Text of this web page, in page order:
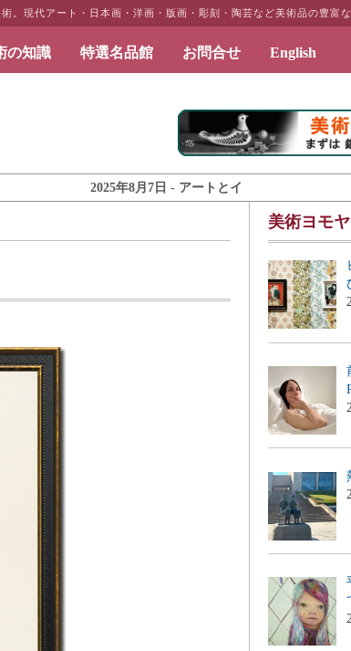
現代アート・日本画・洋画・版画・彫刻・陶芸など美術品の豊富
の知識 特選名品館 お問合せ English
2025年8月7日 - アートとインテリアのギャラリーページ
美術ヨモ